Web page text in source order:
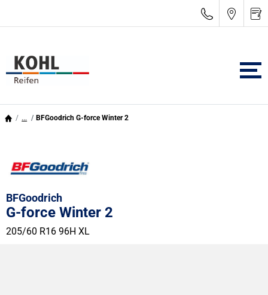
... BFGoodrich G-force Winter 2
BFGoodrich
G-force Winter 2
205/60 R16 96H XL